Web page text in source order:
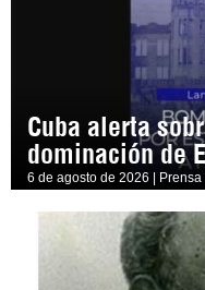
Cuba alerta
dominación de
6 de agosto de 2026 | Prensa